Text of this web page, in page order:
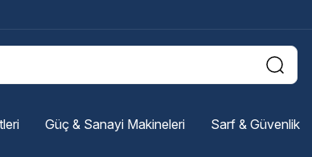
Güç & Sanayi Makineleri Sarf & Güvenlik